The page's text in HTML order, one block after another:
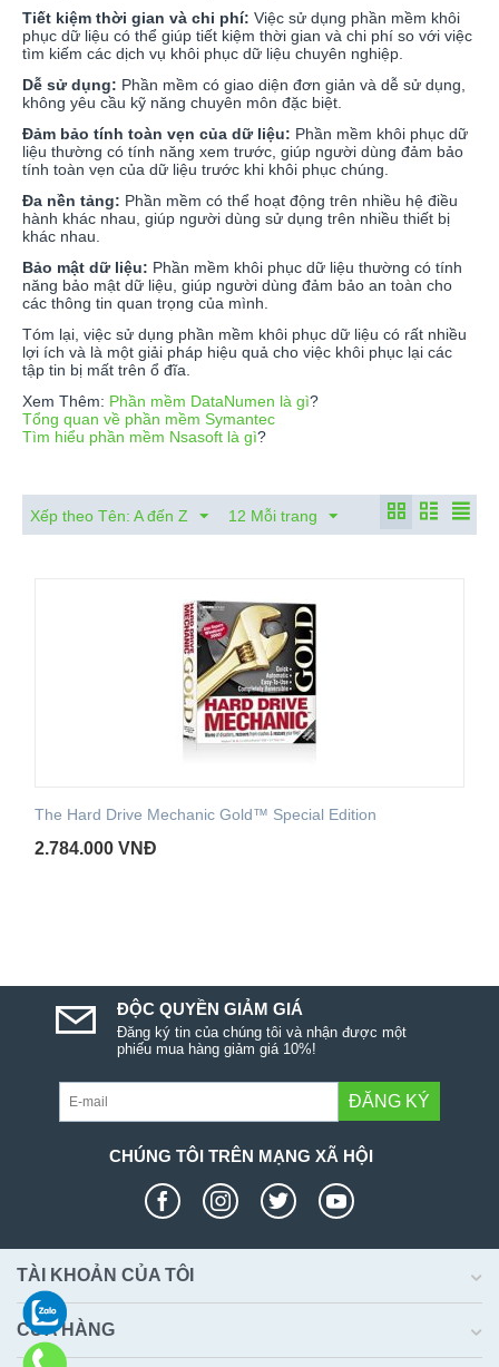
Tiết kiệm thời gian và chi phí: Việc sử dụng phần mềm khôi
phục dữ liệu có thể giúp tiết kiệm thời gian và chi phí so với việc
tìm kiếm các dịch vụ khôi phục dữ liệu chuyên nghiệp.
Dễ sử dụng: Phần mềm có giao diện đơn giản và dễ sử dụng,
không yêu cầu kỹ năng chuyên môn đặc biệt.
Đảm bảo tính toàn vẹn của dữ liệu: Phần mềm khôi phục dữ
liệu thường có tính năng xem trước, giúp người dùng đảm bảo
tính toàn vẹn của dữ liệu trước khi khôi phục chúng.
Đa nền tảng: Phần mềm có thể hoạt động trên nhiều hệ điều
hành khác nhau, giúp người dùng sử dụng trên nhiều thiết bị
khác nhau.
Bảo mật dữ liệu: Phần mềm khôi phục dữ liệu thường có tính
năng bảo mật dữ liệu, giúp người dùng đảm bảo an toàn cho
các thông tin quan trọng của mình.
Tóm lại, việc sử dụng phần mềm khôi phục dữ liệu có rất nhiều
lợi ích và là một giải pháp hiệu quả cho việc khôi phục lại các
tập tin bị mất trên ổ đĩa.
Xem Thêm: Phần mềm DataNumen là gì?
Tổng quan về phần mềm Symantec
Tìm hiểu phần mềm Nsasoft là gì?
Xếp theo Tên: A đến Z 12 Mỗi trang
The Hard Drive Mechanic Gold™ Special Edition
2.784.000 VNĐ
ĐỘC QUYỀN GIẢM GIÁ
Đăng ký tin của chúng tôi và nhận được một
phiếu mua hàng giảm giá 10%!
ĐĂNG KÝ
CHÚNG TÔI TRÊN MẠNG XÃ HỘI
TÀI KHOẢN CỦA TÔI
CỬA HÀNG